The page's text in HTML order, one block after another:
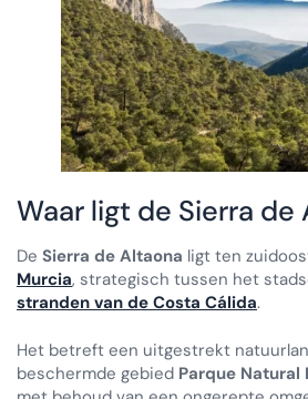
Waar ligt de Sierra de
De Sierra de Altaona ligt ten
Murcia, strategisch tussen het
stranden van de Costa Cálida.
Het betreft een uitgestrekt
beschermde gebied Parque Natural